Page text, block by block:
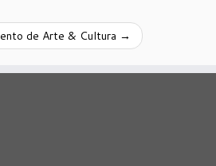
de Arte & Cultura →